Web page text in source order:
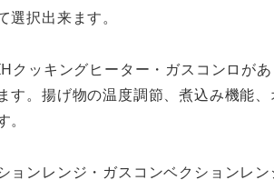
選択出来ます。
クッキングヒーター・ガスコンロが
す。揚げ物の温度調節、煮込み機能
ョンレンジ・ガスコンベクションレン